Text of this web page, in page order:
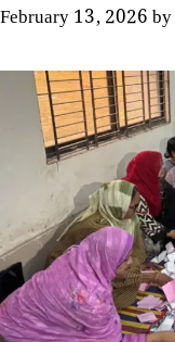
February 13, 2026by